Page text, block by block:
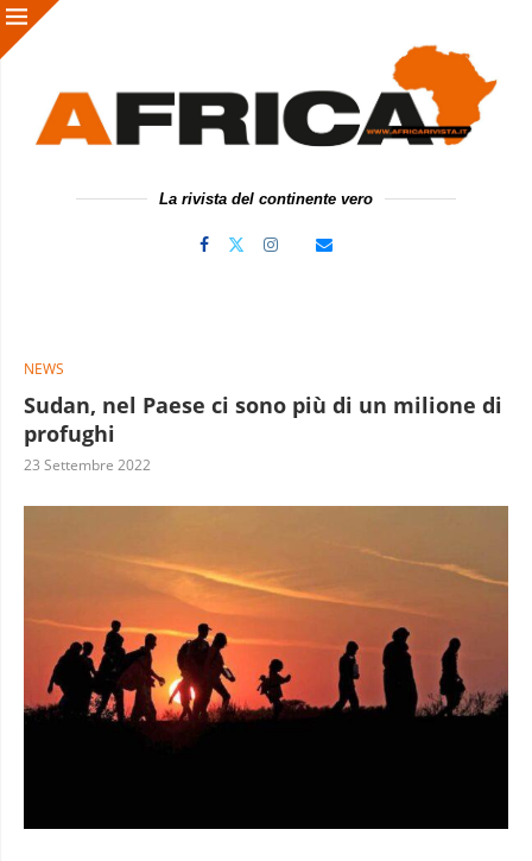
La rivista del continente vero
NEWS
Sudan, nel Paese ci sono più di un milione di
profughi
23 Settembre 2022